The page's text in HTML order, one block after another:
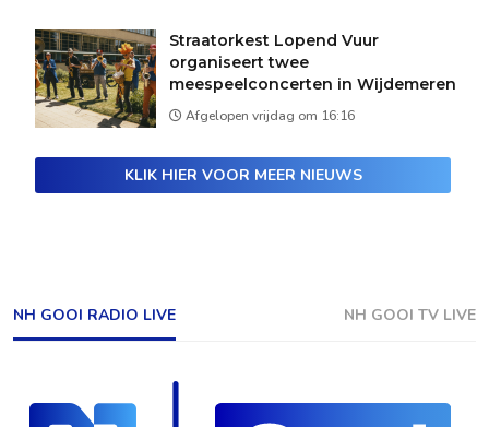
Straatorkest Lopend Vuur
organiseert twee
meespeelconcerten in Wijdemeren
Afgelopen vrijdag om 16:16
KLIK HIER VOOR MEER NIEUWS
NH GOOI RADIO LIVE NH GOOI TV LIVE